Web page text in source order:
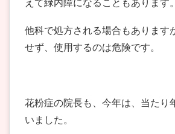
えて緑内障になることもあります。
他科で処方される場合もあります
せず、使用するのは危険です。
花粉症の院長も、今年は、当たり
いました。